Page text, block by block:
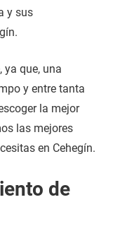
y sus
ya que, una
y entre tanta
la mejor
las mejores
en Cehegín.
de